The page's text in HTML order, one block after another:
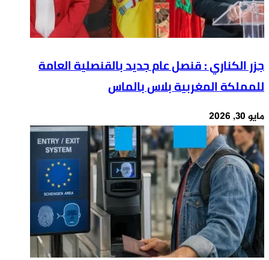
جزر الكناري : قنصل عام جديد بالقنصلية العامة
للمملكة المغربية بلاس بالماس
مايو 30, 2026